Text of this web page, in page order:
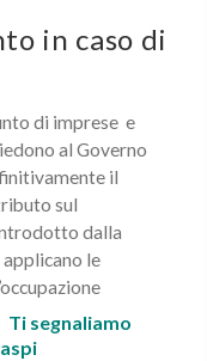
in caso di
di imprese e
al Governo
il
sul
dalla
applicano le
Ti segnaliamo